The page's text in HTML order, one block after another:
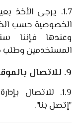
1.7. يرجى الأخذ
الخصوصية حسب
وعندها فإننا
المستخدمين وطلب
9. للاتصال بالموقع:
"إتصل بنا".